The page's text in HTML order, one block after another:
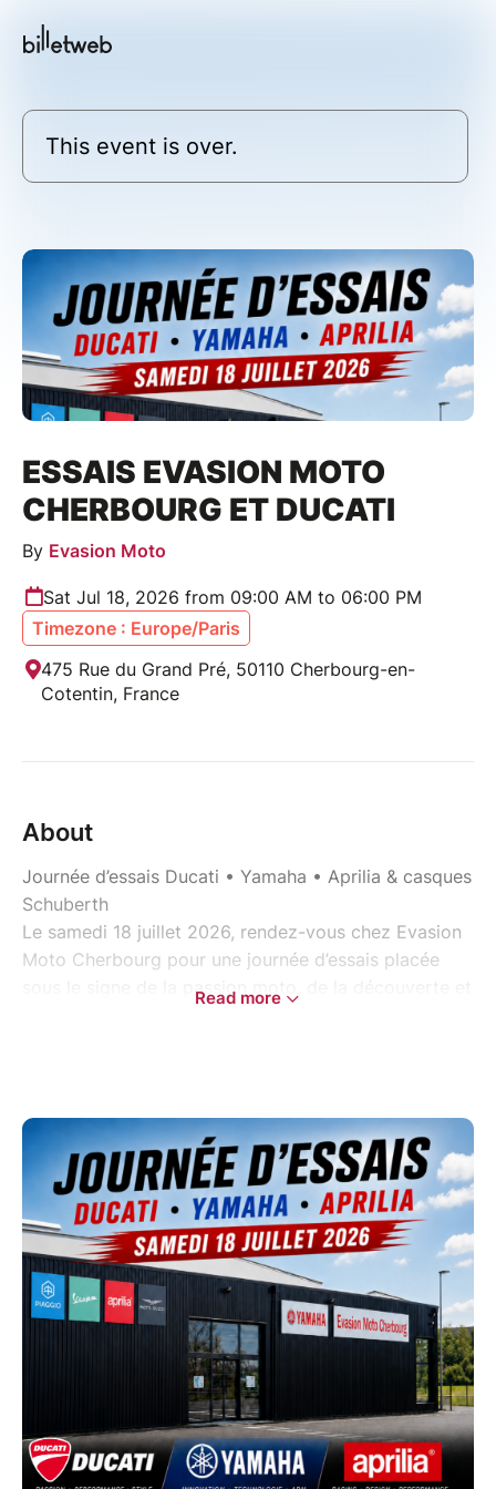
This event is over.
ESSAIS EVASION MOTO
CHERBOURG ET DUCATI
By Evasion Moto
Sat Jul 18, 2026 from 09:00 AM to 06:00 PM
Timezone : Europe/Paris
475 Rue du Grand Pré, 50110 Cherbourg-en-
Cotentin, France
About
Journée d’essais Ducati • Yamaha • Aprilia & casques
Schuberth
Le samedi 18 juillet 2026, rendez-vous chez Evasion
Moto Cherbourg pour une journée d’essais placée
sous le signe de la passion moto, de la découverte et
essais et aux nouveautés.
En complément, nous vous proposons également des
essais de casques Schuberth afin de comparer les
modèles, trouver la bonne taille et bénéficier de
conseils personnalisés en magasin. Vous pouvez
essayer les casques avec une moto d'essai ou la
votre.
Casques Schuberth disponibles à l’essai :
Tailles disponibles : S / M / L / XL
Schuberth J2
Read more